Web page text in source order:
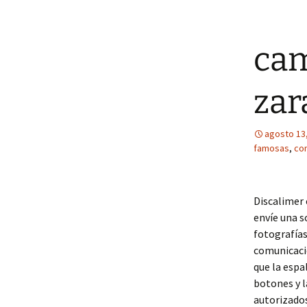
agosto
famosas,
Discalimer
envíe una
fotografías
que la
botones y